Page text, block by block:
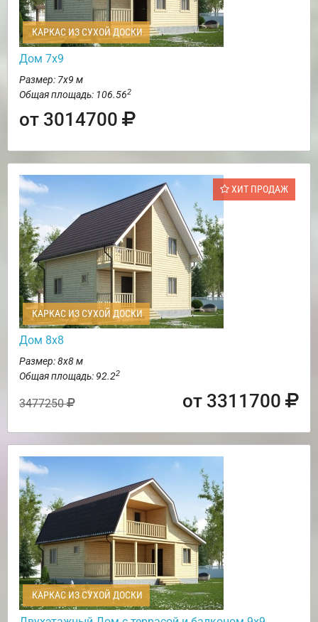
КАРКАС ИЗ СУХОЙ ДОСКИ
Дом 7х9
Размер: 7х9 м
Общая площадь: 106.562
от 3014700
ХИТ ПРОДАЖ
КАРКАС ИЗ СУХОЙ ДОСКИ
Дом 8х8
Размер: 8х8 м
Общая площадь: 92.22
3477250 от 3311700
КАРКАС ИЗ СУХОЙ ДОСКИ